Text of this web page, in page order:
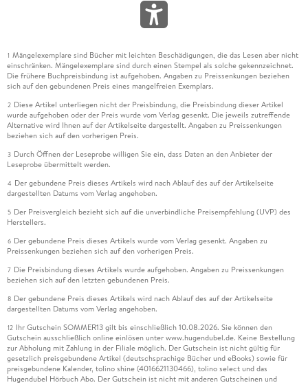
1 Mängelexemplare sind Bücher mit leichten Beschädigungen, die das Lesen aber nicht
einschränken. Mängelexemplare sind durch einen Stempel als solche gekennzeichnet.
Die frühere Buchpreisbindung ist aufgehoben. Angaben zu Preissenkungen beziehen
sich auf den gebundenen Preis eines mangelfreien Exemplars.
2 Diese Artikel unterliegen nicht der Preisbindung, die Preisbindung dieser Artikel
wurde aufgehoben oder der Preis wurde vom Verlag gesenkt. Die jeweils zutreffende
Alternative wird Ihnen auf der Artikelseite dargestellt. Angaben zu Preissenkungen
beziehen sich auf den vorherigen Preis.
3 Durch Öffnen der Leseprobe willigen Sie ein, dass Daten an den Anbieter der
Leseprobe übermittelt werden.
4 Der gebundene Preis dieses Artikels wird nach Ablauf des auf der Artikelseite
dargestellten Datums vom Verlag angehoben.
5 Der Preisvergleich bezieht sich auf die unverbindliche Preisempfehlung (UVP) des
Herstellers.
6 Der gebundene Preis dieses Artikels wurde vom Verlag gesenkt. Angaben zu
Preissenkungen beziehen sich auf den vorherigen Preis.
7 Die Preisbindung dieses Artikels wurde aufgehoben. Angaben zu Preissenkungen
beziehen sich auf den letzten gebundenen Preis.
8 Der gebundene Preis dieses Artikels wird nach Ablauf des auf der Artikelseite
dargestellten Datums vom Verlag angehoben.
12 Ihr Gutschein SOMMER13 gilt bis einschließlich 10.08.2026. Sie können den
Gutschein ausschließlich online einlösen unter www.hugendubel.de. Keine Bestellung
zur Abholung mit Zahlung in der Filiale möglich. Der Gutschein ist nicht gültig für
gesetzlich preisgebundene Artikel (deutschsprachige Bücher und eBooks) sowie für
preisgebundene Kalender, tolino shine (4016621130466), tolino select und das
Hugendubel Hörbuch Abo. Der Gutschein ist nicht mit anderen Gutscheinen und